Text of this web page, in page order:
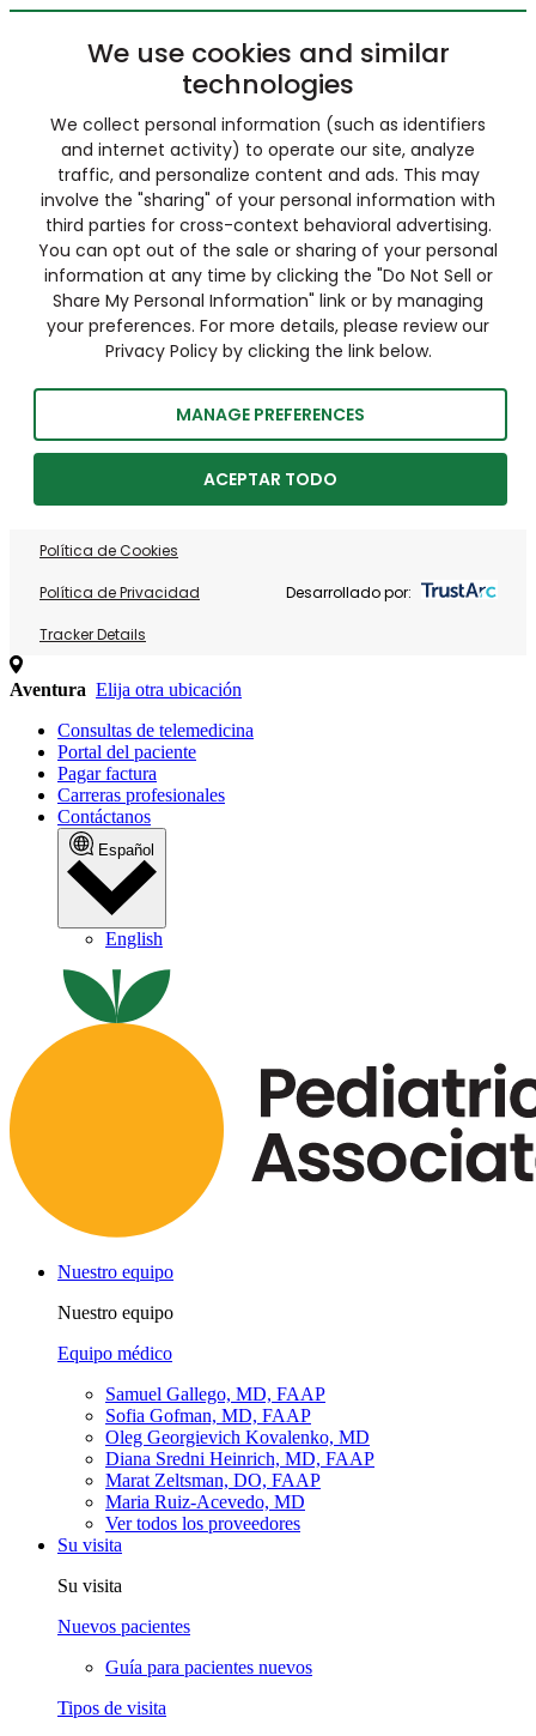
We use cookies and similar
technologies
We collect personal information (such as identifiers
and internet activity) to operate our site, analyze
traffic, and personalize content and ads. This may
involve the "sharing" of your personal information with
third parties for cross-context behavioral advertising.
You can opt out of the sale or sharing of your personal
information at any time by clicking the "Do Not Sell or
Share My Personal Information" link or by managing
your preferences. For more details, please review our
Privacy Policy by clicking the link below.
MANAGE PREFERENCES
ACEPTAR TODO
Política de Cookies
Política de Privacidad
Tracker Details
Desarrollado por:
Aventura Elija otra ubicación
Consultas de telemedicina
Portal del paciente
Pagar factura
Carreras profesionales
Contáctanos
Español
English
Nuestro equipo
Nuestro equipo
Equipo médico
Samuel Gallego, MD, FAAP
Sofia Gofman, MD, FAAP
Oleg Georgievich Kovalenko, MD
Diana Sredni Heinrich, MD, FAAP
Marat Zeltsman, DO, FAAP
Maria Ruiz-Acevedo, MD
Ver todos los proveedores
Su visita
Su visita
Nuevos pacientes
Guía para pacientes nuevos
Tipos de visita